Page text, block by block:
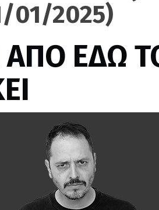
01/2025)
ΑΠΟ ΕΔΩ